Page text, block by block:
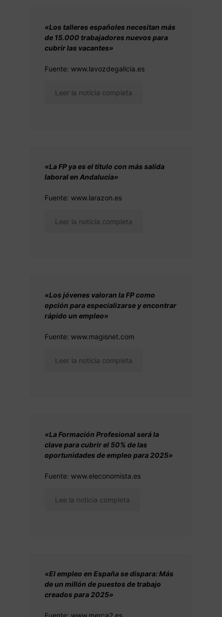
«Los talleres españoles necesitan más
de 15.000 trabajadores nuevos para
cubrir las vacantes»
Fuente: www.lavozdegalicia.es
Leer la noticia completa
«La FP ya es el título con más salida
laboral en Andalucía»
Fuente: www.larazon.es
Leer la noticia completa
«Los jóvenes valoran la FP como
opción para especializarse y encontrar
rápido un empleo»
Fuente: www.magisnet.com
Leer la noticia completa
«La Formación Profesional será la
clave para cubrir el 50% de las
oportunidades de empleo para 2025»
Fuente: www.eleconomista.es
Lee la noticia completa
«El empleo en España se dispara: Más
de un millón de puestos de trabajo
creados para 2025»
Fuente: www.merca2.es